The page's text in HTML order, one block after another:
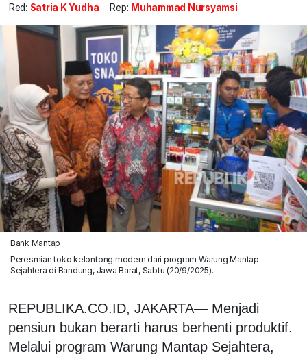
Red: Satria K Yudha Rep: Muhammad Nursyamsi
Bank Mantap
Peresmian toko kelontong modern dari program Warung Mantap
Sejahtera di Bandung, Jawa Barat, Sabtu (20/9/2025).
REPUBLIKA.CO.ID, JAKARTA— Menjadi
pensiun bukan berarti harus berhenti produktif.
Melalui program Warung Mantap Sejahtera,